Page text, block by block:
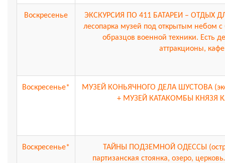
Воскресенье
ЭКСКУРСИЯ ПО 411 БАТАРЕИ – ОТДЫХ
лесопарка музей под открытым небом
образцов военной техники. Есть
аттракционы,
Воскресенье*
МУЗЕЙ КОНЬЯЧНОГО ДЕЛА ШУСТОВА
+ МУЗЕЙ КАТАКОМБЫ КНЯЗЯ
Воскресенье*
ТАЙНЫ ПОДЗЕМНОЙ ОДЕССЫ
партизанская стоянка, озеро,